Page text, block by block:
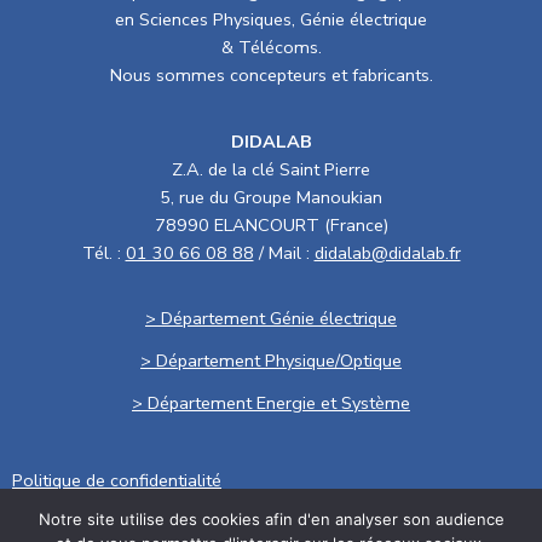
en Sciences Physiques, Génie électrique
& Télécoms.
Nous sommes concepteurs et fabricants.
DIDALAB
Z.A. de la clé Saint Pierre
5, rue du Groupe Manoukian
78990 ELANCOURT (France)
Tél. : 01 30 66 08 88 / Mail : didalab@didalab.fr
> Département Génie électrique
> Département Physique/Optique
> Département Energie et Système
Politique de confidentialité
Notre site utilise des cookies afin d'en analyser son audience